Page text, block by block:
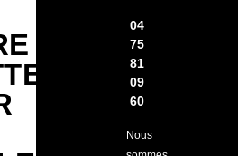
04
75
81
09
60
Nous